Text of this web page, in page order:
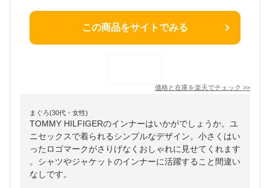
この商品をサイトでみる
価格と在庫を楽天でチェック >>
まぐろ(30代・女性)
TOMMY HILFIGERのインナーはいかがでしょうか。ユ
ニセックスで着られるシンプルなデザイン。小さくはい
ったロゴマークがさりげなくおしゃれに見せてくれます
。シャツやジャケットのインナーに活躍すること間違い
なしです。